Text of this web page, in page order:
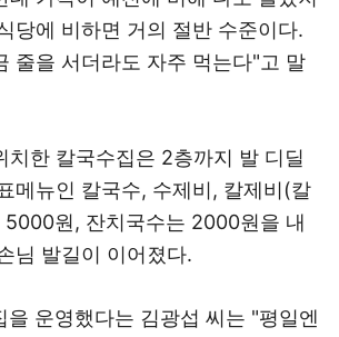
당에 비하면 거의 절반 수준이다.
줄을 서더라도 자주 먹는다"고 말
치한 칼국수집은 2층까지 발 디딜
메뉴인 칼국수, 수제비, 칼제비(칼
원, 잔치국수는 2000원을 내
님 발길이 이어졌다.
을 운영했다는 김광섭 씨는 "평일엔